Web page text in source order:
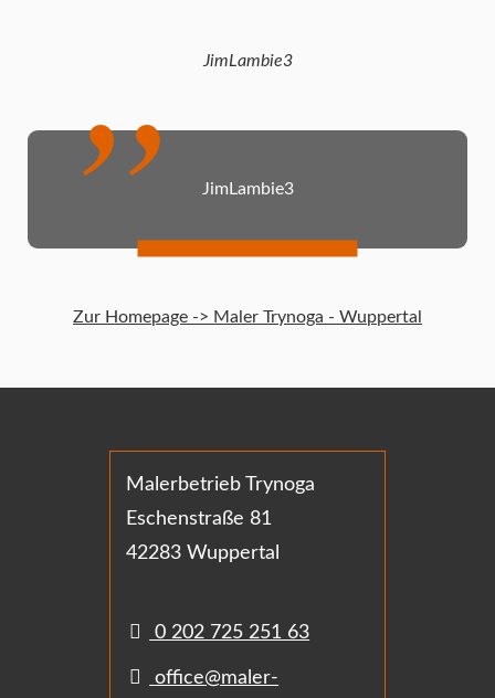
JimLambie3
JimLambie3
Zur Homepage -> Maler Trynoga - Wuppertal
Malerbetrieb Trynoga
Eschenstraße 81
42283 Wuppertal
0 202 725 251 63
office@maler-